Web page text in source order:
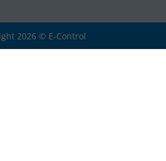
2026 © E-Control